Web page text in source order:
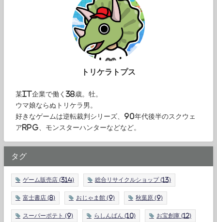
トリケラトプス
某IT企業で働く38歳。牡。
ウマ娘ならぬトリケラ男。
好きなゲームは逆転裁判シリーズ、90年代後半のスクウェ
アRPG、モンスターハンターなどなど。
タグ
ゲーム販売店 (314) 総合リサイクルショップ (13)
富士書店 (8) おじゃま館 (9) 秋葉原 (9)
スーパーポテト (9) らしんばん (10) お宝創庫 (12)